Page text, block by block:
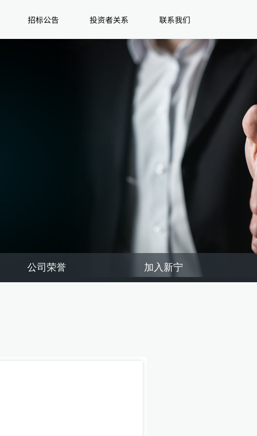
招标公告 投资者关系 联系我们
公司荣誉 加入新宁